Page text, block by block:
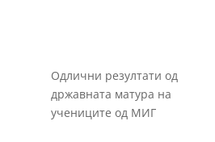
Одлични резултати од
државната матура на
учениците од МИГ